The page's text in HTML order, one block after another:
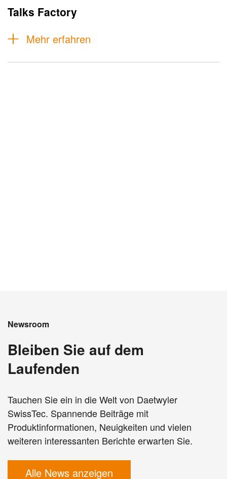
Talks Factory
Mehr erfahren
Newsroom
Bleiben Sie auf dem
Laufenden
Tauchen Sie ein in die Welt von Daetwyler
SwissTec. Spannende Beiträge mit
Produktinformationen, Neuigkeiten und vielen
weiteren interessanten Berichte erwarten Sie.
Alle News anzeigen